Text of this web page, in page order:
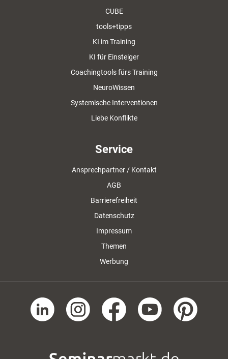
CUBE
tools+tipps
KI im Training
KI für Einsteiger
Coachingtools fürs Training
NeuroWissen
Systemische Interventionen
Liebe Konflikte
Service
Ansprechpartner / Kontakt
AGB
Barrierefreiheit
Datenschutz
Impressum
Themen
Werbung